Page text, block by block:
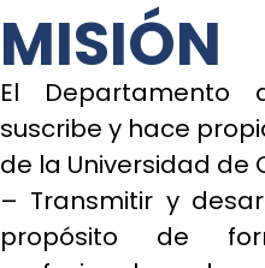
MISIÓN
El Departamento
suscribe y hace
de la Universidad de
– Transmitir y
propósito de